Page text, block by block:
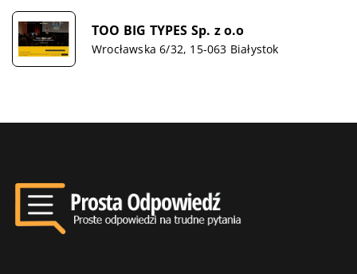
TOO BIG TYPES Sp. z o.o
Wrocławska 6/32, 15-063 Białystok